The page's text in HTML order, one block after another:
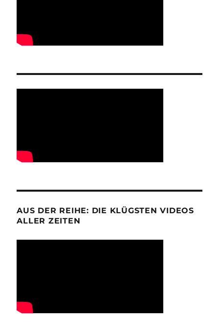
AUS DER REIHE: DIE KLÜGSTEN VIDEOS
ALLER ZEITEN